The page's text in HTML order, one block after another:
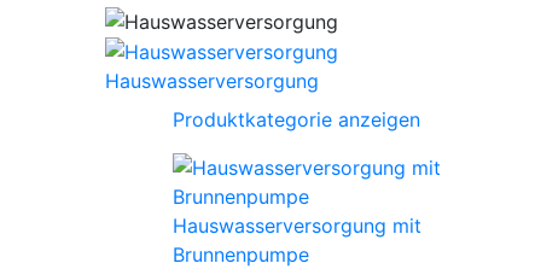
Hauswasserversorgung
Produktkategorie anzeigen
Hauswasserversorgung mit
Brunnenpumpe